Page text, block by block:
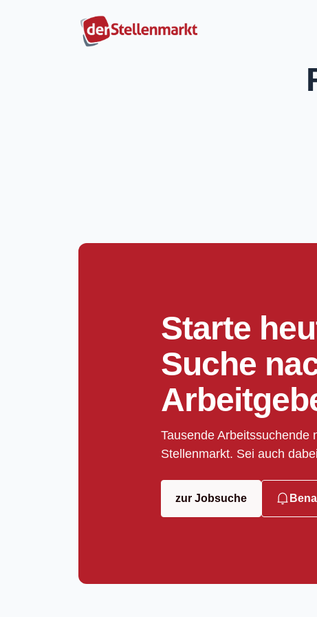
Starte
Suche
Tausende Arbeitssuchende
Stellenmarkt. Sei auch
zur Jobsuche